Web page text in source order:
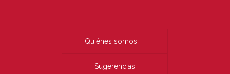
Quiénes somos
Sugerencias